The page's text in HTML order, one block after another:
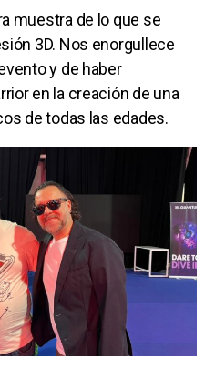
muestra de lo que se
3D. Nos enorgullece
y de haber
en la creación de una
de todas las edades.